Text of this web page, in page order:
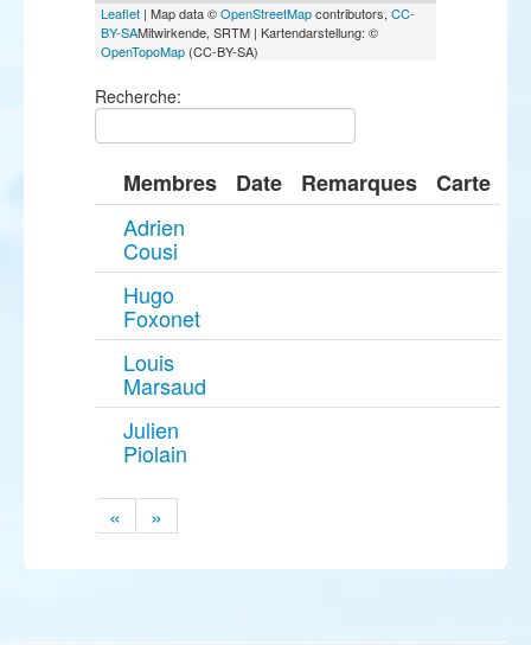
Leaflet | Map data ©OpenStreetMapcontributors, CC-
BY-SAMitwirkende, SRTM | Kartendarstellung: ©
OpenTopoMap (CC-BY-SA)
Recherche:
Membres Date Remarques
Carte
Adrien
Cousi
Hugo
Foxonet
Louis
Marsaud
Julien
Piolain
« »